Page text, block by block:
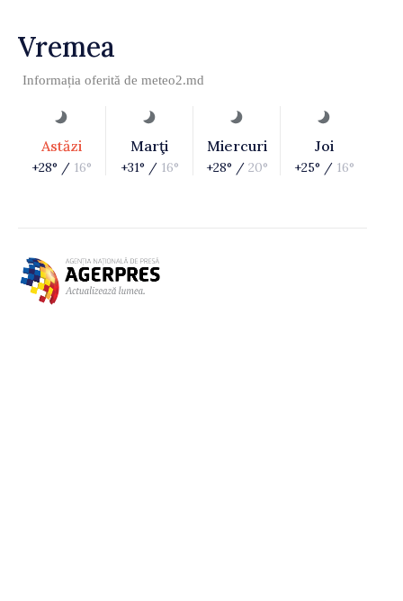
Vremea
Informația oferită de meteo2.md
Astăzi
+28° / 16°
Marţi
+31° / 16°
Miercuri
+28° / 20°
Joi
+25° / 16°